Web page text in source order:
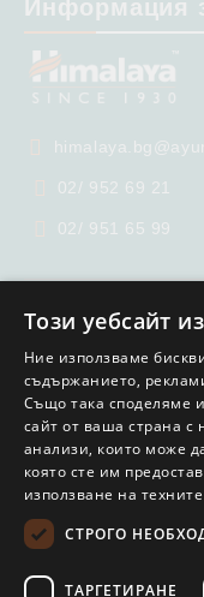
Информация
02/ 952 69 21
02/ 951 65 99
Нашият онлайн
Този уебсайт
Ние използваме
съдържанието,
Също така споделяме
сайт от ваша страна с
анализи, които може
която сте им
използване на техните
СТРОГО
ТАРГЕТИРАНЕ